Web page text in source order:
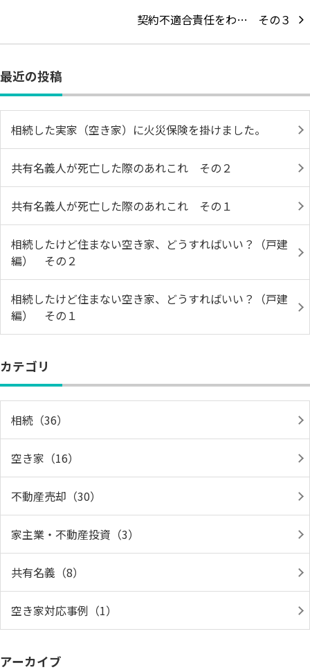
契約不適合責任をわ…
最近の投稿
相続した実家（空き家）に火災保険を掛けました。
共有名義人が死亡した際のあれこれ その２
共有名義人が死亡した際のあれこれ その１
相続したけど住まない空き家、どうすればいい？（戸建
編） その２
相続したけど住まない空き家、どうすればいい？（戸建
編） その１
カテゴリ
相続（36）
空き家（16）
不動産売却（30）
家主業・不動産投資（3）
共有名義（8）
空き家対応事例（1）
アーカイブ